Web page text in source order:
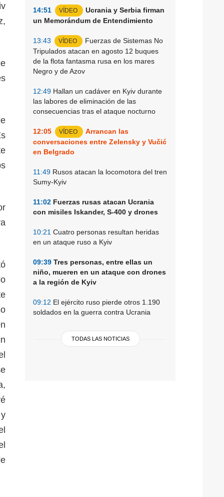
14:51 VÍDEO
Ucrania y Serbia firman
un Memorándum de Entendimiento
13:43 VÍDEO
Fuerzas de Sistemas No
Tripulados atacan en agosto 12 buques
de la flota fantasma rusa en los mares
Negro y de Azov
12:49 Hallan un cadáver en Kyiv durante
las labores de eliminación de las
consecuencias tras el ataque nocturno
12:05 VÍDEO
Arrancan las
conversaciones entre Zelensky y Vučić
en Belgrado
11:49 Rusos atacan la locomotora del tren
Sumy-Kyiv
11:02 Fuerzas rusas atacan Ucrania
con misiles Iskander, S-400 y drones
10:21 Cuatro personas resultan heridas
en un ataque ruso a Kyiv
09:39 Tres personas, entre ellas un
niño, mueren en un ataque con drones
a la región de Kyiv
09:12 El ejército ruso pierde otros 1.190
soldados en la guerra contra Ucrania
TODAS LAS NOTICIAS